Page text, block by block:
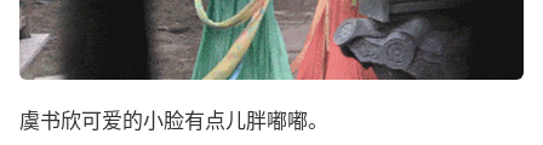
虞书欣可爱的小脸有点儿胖嘟嘟。